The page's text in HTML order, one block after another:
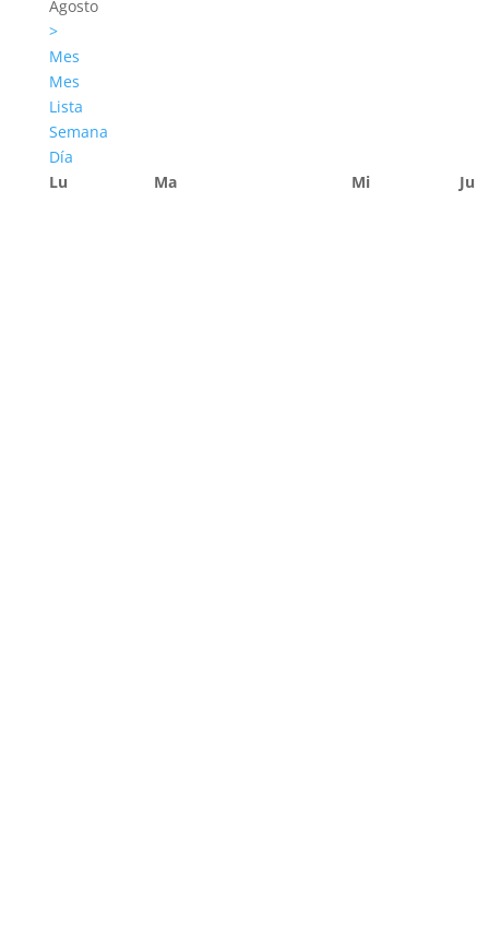
Agosto
>
Mes
Mes
Lista
Semana
Día
Lu
Ma Mi Ju